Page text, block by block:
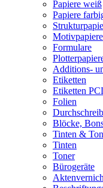
Papiere weiß
Papiere
Motivpapiere
Formulare
Additions-
Etiketten
Etiketten
Folien
Blöcke,
Tinten &
Tinten
Toner
Bürogeräte